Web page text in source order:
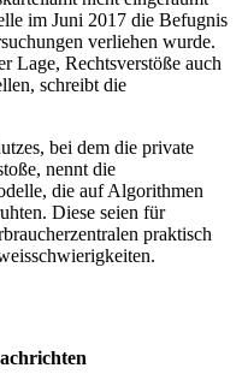
im Juni 2017 die Befugnis
verliehen wurde.
Lage, Rechtsverstöße auch
schreibt die
bei dem die private
nennt die
die auf Algorithmen
Diese seien für
praktisch